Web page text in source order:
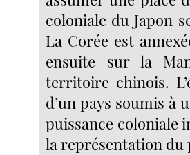
coloniale du Japon
La Corée est
ensuite sur la
territoire chinois.
d’un pays soumis à
puissance coloniale
la représentation du